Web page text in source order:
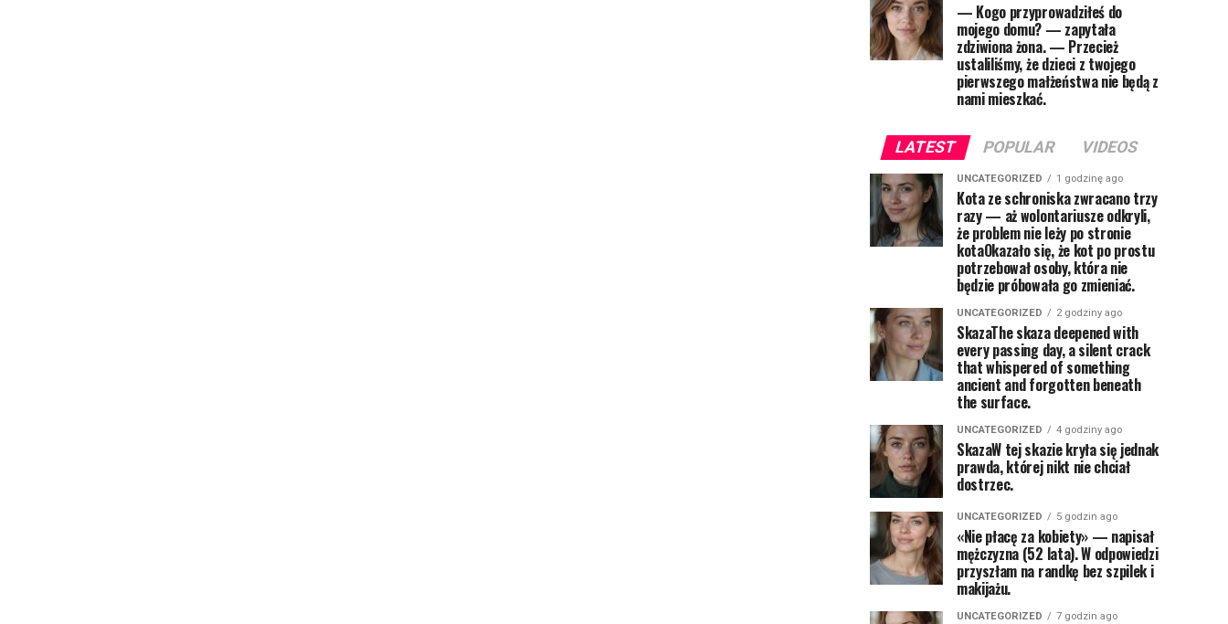
— Kogo przyprowadziłeś do
mojego domu? — zapytała
zdziwiona żona. — Przecież
ustaliliśmy, że dzieci z twojego
pierwszego małżeństwa nie będą z
nami mieszkać.
LATEST POPULAR VIDEOS
UNCATEGORIZED 1 godzinę ago
Kota ze schroniska zwracano trzy
razy — aż wolontariusze odkryli,
że problem nie leży po stronie
kotaOkazało się, że kot po prostu
potrzebował osoby, która nie
będzie próbowała go zmieniać.
UNCATEGORIZED 2 godziny ago
SkazaThe skaza deepened with
every passing day, a silent crack
that whispered of something
ancient and forgotten beneath
the surface.
UNCATEGORIZED 4 godziny ago
SkazaW tej skazie kryła się jednak
prawda, której nikt nie chciał
dostrzec.
UNCATEGORIZED 5 godzin ago
«Nie płacę za kobiety» — napisał
mężczyzna (52 lata). W odpowiedzi
przyszłam na randkę bez szpilek i
makijażu.
UNCATEGORIZED 7 godzin ago